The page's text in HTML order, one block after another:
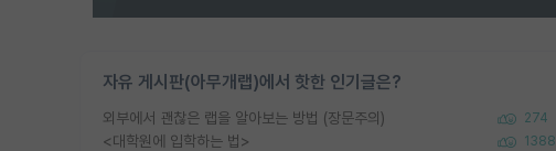
자유 게시판(아무개랩)에서 핫한 인기글은?
외부에서 괜찮은 랩을 알아보는 방법 (장문주의) 274
<대학원에 입학하는 법> 1388